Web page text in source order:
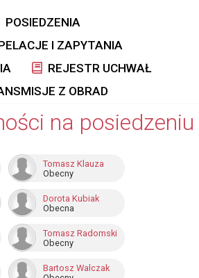
POSIEDZENIA
I ZAPYTANIA
REJESTR UCHWAŁ
Z OBRAD
na posiedzeniu
Tomasz Klauza
Obecny
Dorota Kubiak
Obecna
Tomasz Radomski
Obecny
Bartosz Walczak